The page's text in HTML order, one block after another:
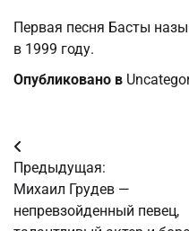
Первая песня Басты
в 1999 году.
Опубликовано в
Навигация
по
записям
Предыдущая:
Михаил Грудев —
непревзойденный певец,